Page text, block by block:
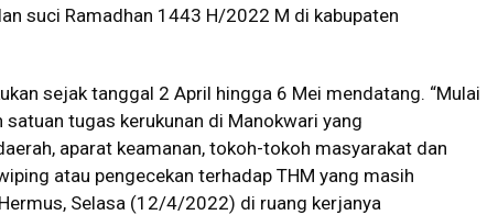
suci Ramadhan 1443 H/2022 M di kabupaten
sejak tanggal 2 April hingga 6 Mei mendatang. “Mulai
tugas kerukunan di Manokwari yang
aparat keamanan, tokoh-tokoh masyarakat dan
atau pengecekan terhadap THM yang masih
Selasa (12/4/2022) di ruang kerjanya